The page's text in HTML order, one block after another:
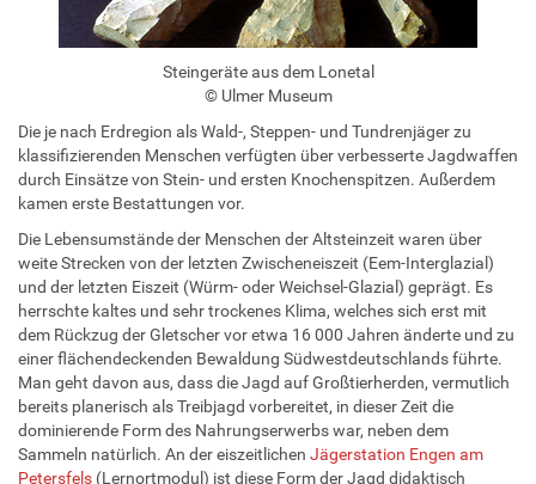
Steingeräte aus dem Lonetal
©Ulmer Museum
Die je nach Erdregion als Wald-, Steppen- und Tundrenjäger zu
klassifizierenden Menschen verfügten über verbesserte Jagdwaffen
durch Einsätze von Stein- und ersten Knochenspitzen. Außerdem
kamen erste Bestattungen vor.
Die Lebensumstände der Menschen der Altsteinzeit waren über
weite Strecken von der letzten Zwischeneiszeit (Eem-Interglazial)
und der letzten Eiszeit (Würm- oder Weichsel-Glazial) geprägt. Es
herrschte kaltes und sehr trockenes Klima, welches sich erst mit
dem Rückzug der Gletscher vor etwa 16 000 Jahren änderte und zu
einer flächendeckenden Bewaldung Südwestdeutschlands führte.
Man geht davon aus, dass die Jagd auf Großtierherden, vermutlich
bereits planerisch als Treibjagd vorbereitet, in dieser Zeit die
dominierende Form des Nahrungserwerbs war, neben dem
Sammeln natürlich. An der eiszeitlichen Jägerstation Engen am
Petersfels (Lernortmodul) ist diese Form der Jagd didaktisch